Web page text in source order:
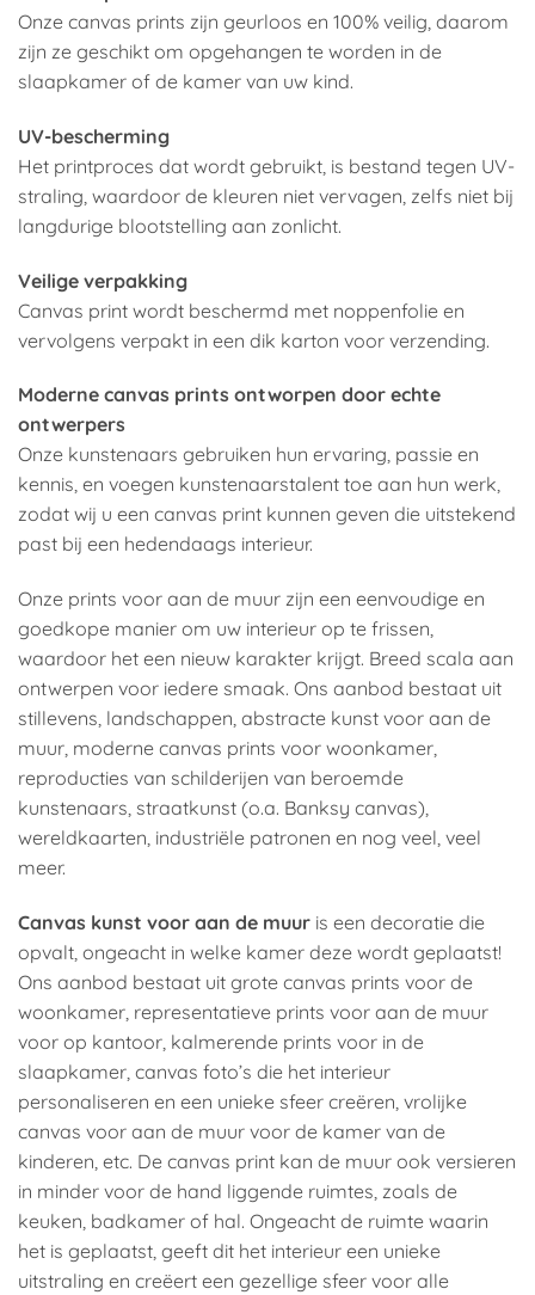
Onze canvas prints zijn geurloos en 100% veilig, daarom
zijn ze geschikt om opgehangen te worden in de
slaapkamer of de kamer van uw kind.
UV-bescherming
Het printproces dat wordt gebruikt, is bestand tegen UV-
straling, waardoor de kleuren niet vervagen, zelfs niet bij
langdurige blootstelling aan zonlicht.
Veilige verpakking
Canvas print wordt beschermd met noppenfolie en
vervolgens verpakt in een dik karton voor verzending.
Moderne canvas prints ontworpen door echte
ontwerpers
Onze kunstenaars gebruiken hun ervaring, passie en
kennis, en voegen kunstenaarstalent toe aan hun werk,
zodat wij u een canvas print kunnen geven die uitstekend
past bij een hedendaags interieur.
Onze prints voor aan de muur zijn een eenvoudige en
goedkope manier om uw interieur op te frissen,
waardoor het een nieuw karakter krijgt. Breed scala aan
ontwerpen voor iedere smaak. Ons aanbod bestaat uit
stillevens, landschappen, abstracte kunst voor aan de
muur, moderne canvas prints voor woonkamer,
reproducties van schilderijen van beroemde
kunstenaars, straatkunst (o.a. Banksy canvas),
wereldkaarten, industriële patronen en nog veel, veel
meer.
Canvas kunst voor aan de muur is een decoratie die
opvalt, ongeacht in welke kamer deze wordt geplaatst!
Ons aanbod bestaat uit grote canvas prints voor de
woonkamer, representatieve prints voor aan de muur
voor op kantoor, kalmerende prints voor in de
slaapkamer, canvas foto’s die het interieur
personaliseren en een unieke sfeer creëren, vrolijke
canvas voor aan de muur voor de kamer van de
kinderen, etc. De canvas print kan de muur ook versieren
in minder voor de hand liggende ruimtes, zoals de
keuken, badkamer of hal. Ongeacht de ruimte waarin
het is geplaatst, geeft dit het interieur een unieke
uitstraling en creëert een gezellige sfeer voor alle